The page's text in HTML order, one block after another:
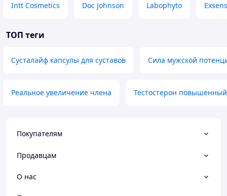
Intt Cosmetics Doc Johnson Labophyto Exsens
ТОП теги
Сусталайф капсулы для суставов Сила мужской
Реальное увеличение члена Тестостерон
Покупателям
Продавцам
О нас